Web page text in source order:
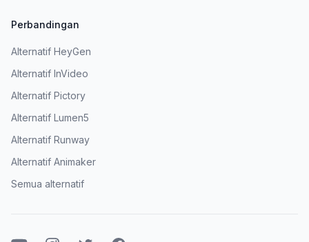
Perbandingan
Alternatif HeyGen
Alternatif InVideo
Alternatif Pictory
Alternatif Lumen5
Alternatif Runway
Alternatif Animaker
Semua alternatif